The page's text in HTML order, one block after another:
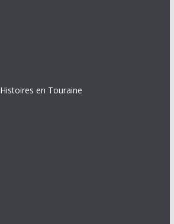
Histoires en Touraine